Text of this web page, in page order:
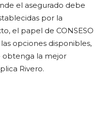
el asegurado debe
por la
el papel de CONSESO
opciones disponibles,
obtenga la mejor
Rivero.